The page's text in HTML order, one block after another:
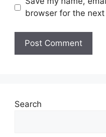
browser for the
Search